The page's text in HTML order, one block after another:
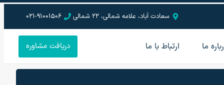
سعادت آباد، علامه شمالی، 22 شمالی 021-91001506
ما ارتباط با ما دریافت مشاوره